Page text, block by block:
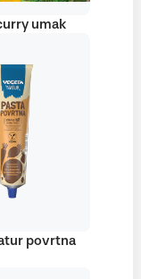
umak
povrtna